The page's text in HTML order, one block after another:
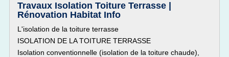
Travaux Isolation Toiture Terrasse |
Rénovation Habitat Info
L'isolation de la toiture terrasse
ISOLATION DE LA TOITURE TERRASSE
Isolation conventionnelle (isolation de la toiture chaude),